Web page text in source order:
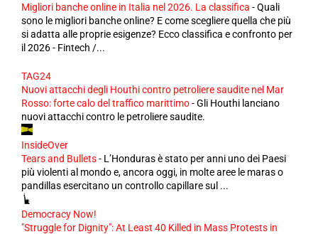
Migliori banche online in Italia nel 2026. La classifica -Quali
sono le migliori banche online? E come scegliere quella che più
si adatta alle proprie esigenze? Ecco classifica e confronto per
il 2026 - Fintech /...
TAG24
Nuovi attacchi degli Houthi contro petroliere saudite nel Mar
Rosso: forte calo del traffico marittimo-Gli Houthi lanciano
nuovi attacchi contro le petroliere saudite.
InsideOver
Tears and Bullets- L’Honduras è stato per anni uno dei Paesi
più violenti al mondo e, ancora oggi, in molte aree le maras o
pandillas esercitano un controllo capillare sul ...
Democracy Now!
"Struggle for Dignity": At Least 40 Killed in Mass Protests in